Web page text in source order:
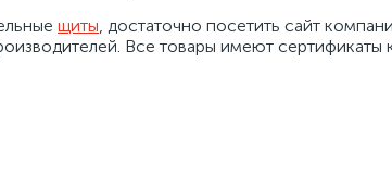
щиты, достаточно посетить сайт
Все товары имеют сертификаты